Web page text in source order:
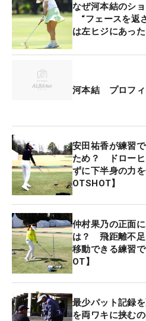
河本の練習を見ると、開始
振る際などには、足にボー
ている。「1キロぐらいの柔
する。「スイング中に両ヒ
く、体の中心、軸を感じら
感じて力が入った状態にな
なやかに使え、下半身はグ
ことができます」。下半身
最高の練習だという。
河本が持ち球のパワーフェ
が大きいという。「下半身
計な体の開きを抑えられま
きを抑えることでつかまっ
なぜ河本結のシ
“フェースを返
は左ヒジにあった
河本結 プロフィ
安田祐香が練習
ため？ ドローヒ
ずに下半身の力
OTSHOT】
仲村果乃の正面
は？ 飛距離不足
移動できる練習
OT】
最少パット記録
を両ワキに挟む